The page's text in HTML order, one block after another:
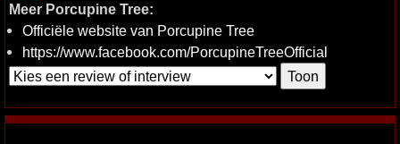
Meer Porcupine Tree:
Officiële website van Porcupine Tree
https://www.facebook.com/PorcupineTreeOfficial